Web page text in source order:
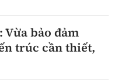
bảo đảm
trúc cần thiết,